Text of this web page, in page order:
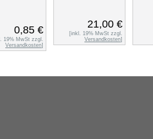
0,85 €
19% MwSt zzgl.
Versandkosten]
21,00 €
[inkl. 19% MwSt zzgl.
Versandkosten]